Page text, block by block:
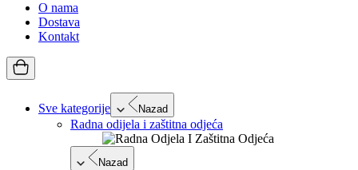
O nama
Dostava
Kontakt
Sve kategorije Nazad
Radna odijela i zaštitna odjeća
Nazad